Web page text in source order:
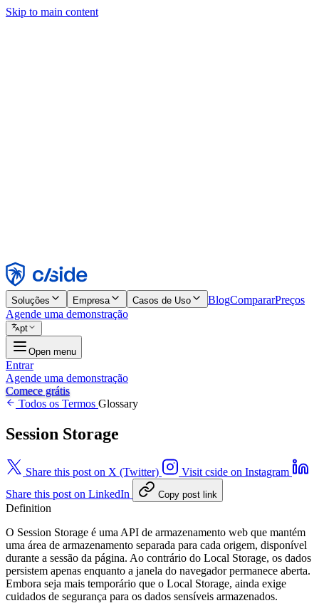
Skip to main content
Rejeitar
Soluções Empresa Casos de Uso BlogCompararPreços
Agende uma demonstração
pt
Open menu
Entrar
Agende uma demonstração
Comece grátis
Todos os Termos Glossary
Session Storage
Share this post on X (Twitter)
Visit cside on Instagram
Share this post on LinkedIn
Copy post link
Definition
O Session Storage é uma API de armazenamento web que mantém
uma área de armazenamento separada para cada origem, disponível
durante a sessão da página. Ao contrário do Local Storage, os dados
persistem apenas enquanto a janela do navegador permanece aberta.
Embora seja mais temporário que o Local Storage, ainda exige
cuidados de segurança para os dados sensíveis armazenados.